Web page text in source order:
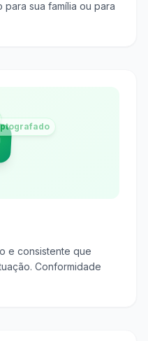
sua família ou para
e consistente que
Conformidade